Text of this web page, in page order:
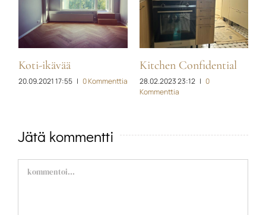
Koti-ikävää
20.09.2021 17:55 | 0 Kommenttia
Kitchen Confidential
28.02.2023 23:12 | 0
Kommenttia
Jätä kommentti
Comment